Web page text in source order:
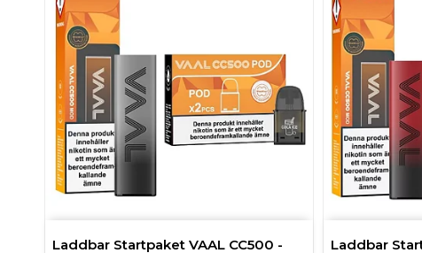
Laddbar Startpaket VAAL CC500 -
Laddbar